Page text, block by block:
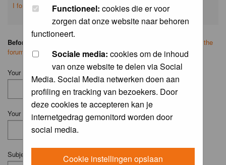
Functioneel: cookies die er voor
zorgen dat onze website naar behoren
functioneert.
Sociale media: cookies om de inhoud
van onze website te delen via Social
Media. Social Media netwerken doen aan
profiling en tracking van bezoekers. Door
deze cookies te accepteren kan je
internetgedrag gemonitord worden door
social media.
Cookie instellingen opslaan
I forgot my password
Before you ask your question:
search on the
forum
first.
Your Name (Fill in your username if you have one):
Your Email:
Subject: